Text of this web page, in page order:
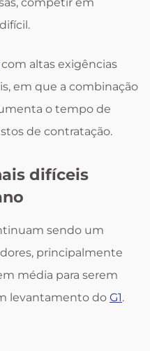
com altas exigências
em que a combinação
o tempo de
de contratação.
difíceis
sendo um
principalmente
média para serem
levantamento do G1.